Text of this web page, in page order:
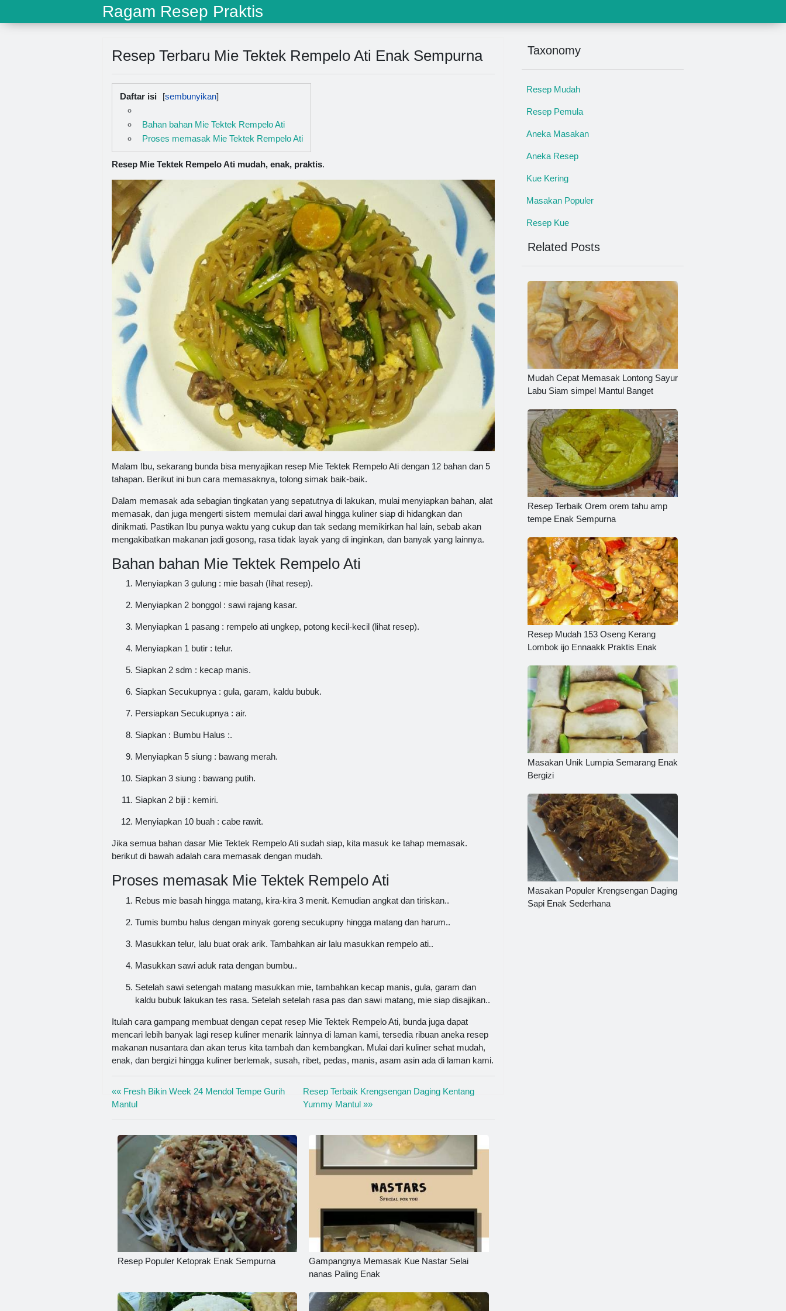
Ragam Resep Praktis
Resep Terbaru Mie Tektek Rempelo Ati Enak Sempurna
Daftar isi
Bahan bahan Mie Tektek Rempelo Ati
Proses memasak Mie Tektek Rempelo Ati
Resep Mie Tektek Rempelo Ati mudah, enak, praktis.
Malam Ibu, sekarang bunda bisa menyajikan resep Mie Tektek Rempelo Ati dengan 12 bahan dan 5
tahapan. Berikut ini bun cara memasaknya, tolong simak baik-baik.
Dalam memasak ada sebagian tingkatan yang sepatutnya di lakukan, mulai menyiapkan bahan, alat
memasak, dan juga mengerti sistem memulai dari awal hingga kuliner siap di hidangkan dan
dinikmati. Pastikan Ibu punya waktu yang cukup dan tak sedang memikirkan hal lain, sebab akan
mengakibatkan makanan jadi gosong, rasa tidak layak yang di inginkan, dan banyak yang lainnya.
Bahan bahan Mie Tektek Rempelo Ati
Menyiapkan 3 gulung : mie basah (lihat resep).
Menyiapkan 2 bonggol : sawi rajang kasar.
Menyiapkan 1 pasang : rempelo ati ungkep, potong kecil-kecil (lihat resep).
Menyiapkan 1 butir : telur.
Siapkan 2 sdm : kecap manis.
Siapkan Secukupnya : gula, garam, kaldu bubuk.
Persiapkan Secukupnya : air.
Siapkan : Bumbu Halus :.
Menyiapkan 5 siung : bawang merah.
Siapkan 3 siung : bawang putih.
Siapkan 2 biji : kemiri.
Menyiapkan 10 buah : cabe rawit.
Jika semua bahan dasar Mie Tektek Rempelo Ati sudah siap, kita masuk ke tahap memasak.
berikut di bawah adalah cara memasak dengan mudah.
Proses memasak Mie Tektek Rempelo Ati
Rebus mie basah hingga matang, kira-kira 3 menit. Kemudian angkat dan tiriskan..
Tumis bumbu halus dengan minyak goreng secukupny hingga matang dan harum..
Masukkan telur, lalu buat orak arik. Tambahkan air lalu masukkan rempelo ati..
Masukkan sawi aduk rata dengan bumbu..
Setelah sawi setengah matang masukkan mie, tambahkan kecap manis, gula, garam dan
kaldu bubuk lakukan tes rasa. Setelah setelah rasa pas dan sawi matang, mie siap disajikan..
Itulah cara gampang membuat dengan cepat resep Mie Tektek Rempelo Ati, bunda juga dapat
mencari lebih banyak lagi resep kuliner menarik lainnya di laman kami, tersedia ribuan aneka resep
makanan nusantara dan akan terus kita tambah dan kembangkan. Mulai dari kuliner sehat mudah,
enak, dan bergizi hingga kuliner berlemak, susah, ribet, pedas, manis, asam asin ada di laman kami.
«« Fresh Bikin Week 24 Mendol Tempe Gurih
Mantul
Resep Terbaik Krengsengan Daging Kentang
Yummy Mantul »»
Resep Populer Ketoprak Enak Sempurna
Gampangnya Memasak Kue Nastar Selai
nanas Paling Enak
Taxonomy
Resep Mudah
Resep Pemula
Aneka Masakan
Aneka Resep
Kue Kering
Masakan Populer
Resep Kue
Related Posts
Mudah Cepat Memasak Lontong Sayur
Labu Siam simpel Mantul Banget
Resep Terbaik Orem orem tahu amp
tempe Enak Sempurna
Resep Mudah 153 Oseng Kerang
Lombok ijo Ennaakk Praktis Enak
Masakan Unik Lumpia Semarang Enak
Bergizi
Masakan Populer Krengsengan Daging
Sapi Enak Sederhana